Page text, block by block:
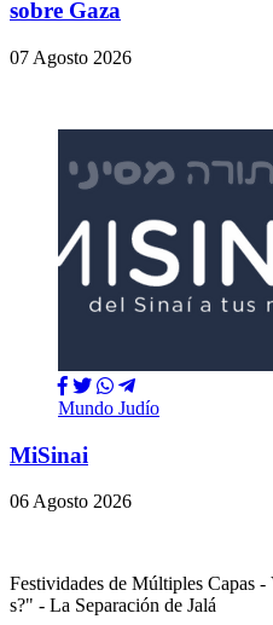
sobre Gaza
07 Agosto 2026
Mundo Judío
MiSinai
06 Agosto 2026
Festividades de Múltiples Capas
s?" - La Separación de